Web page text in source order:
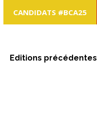
CANDIDATS #BCA25
Editions précédentes